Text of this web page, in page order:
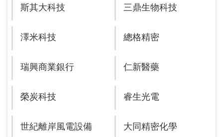
斯其大科技 三鼎生物科技
澤米科技 總格精密
瑞興商業銀行 仁新醫藥
榮炭科技 睿生光電
世紀離岸風電設備 大同精密化學